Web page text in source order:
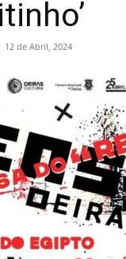
12 de Abril, 2024